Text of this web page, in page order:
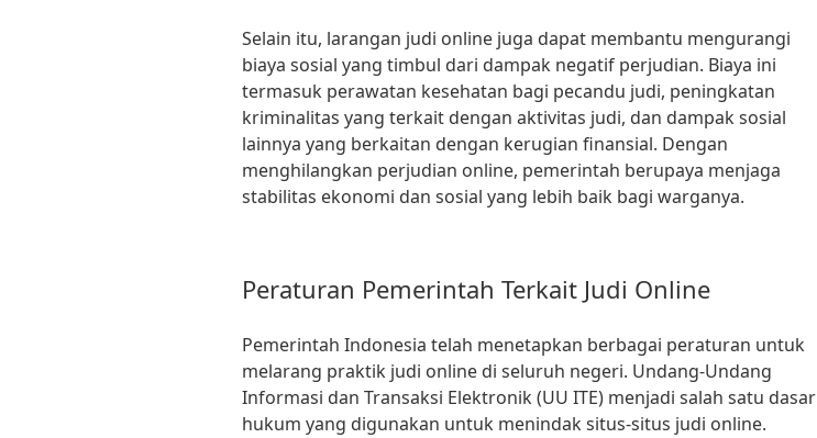
Selain itu, larangan judi online juga dapat membantu mengurangi
biaya sosial yang timbul dari dampak negatif perjudian. Biaya ini
termasuk perawatan kesehatan bagi pecandu judi, peningkatan
kriminalitas yang terkait dengan aktivitas judi, dan dampak sosial
lainnya yang berkaitan dengan kerugian finansial. Dengan
menghilangkan perjudian online, pemerintah berupaya menjaga
stabilitas ekonomi dan sosial yang lebih baik bagi warganya.
Peraturan Pemerintah Terkait Judi Online
Pemerintah Indonesia telah menetapkan berbagai peraturan untuk
melarang praktik judi online di seluruh negeri. Undang-Undang
Informasi dan Transaksi Elektronik (UU ITE) menjadi salah satu dasar
hukum yang digunakan untuk menindak situs-situs judi online.